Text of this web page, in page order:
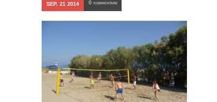
SEP. 21 2014 0 KOMMENTARE